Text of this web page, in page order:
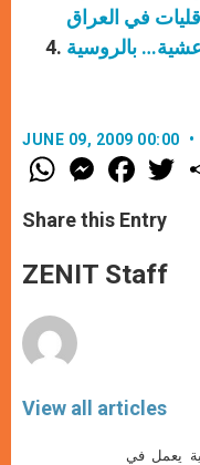
في العراق
بالروسية
JUNE 09, 2009 00:00
W
h
t
s
p
p
M
e
s
e
g
e
F
a
e
b
o
k
w
Share this Entry
ZENIT Staff
View all articles
يعمل في